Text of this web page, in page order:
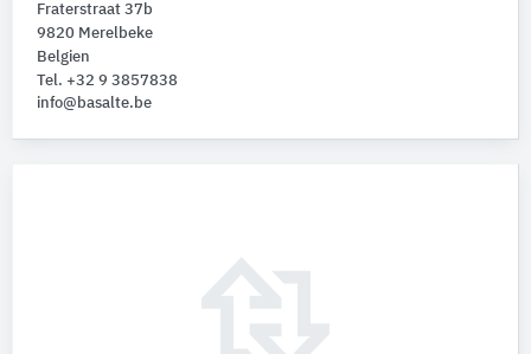
Fraterstraat 37b
9820 Merelbeke
Belgien
Tel. +32 9 3857838
info@basalte.be